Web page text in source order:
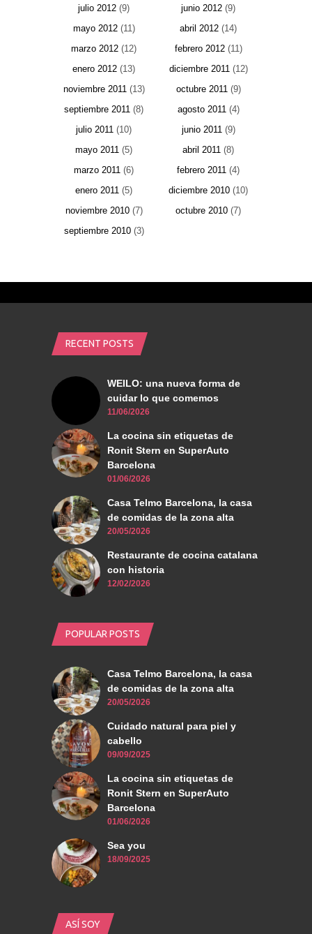
julio 2012 (9) junio 2012 (9)
mayo 2012(11) abril 2012 (14)
marzo 2012 (12) febrero 2012(11)
enero 2012 (13) diciembre 2011(12)
noviembre 2011(13) octubre 2011(9)
septiembre 2011 (8) agosto 2011(4)
julio 2011 (10) junio 2011(9)
mayo 2011 (5) abril 2011 (8)
marzo 2011 (6) febrero 2011 (4)
enero 2011 (5) diciembre 2010 (10)
noviembre 2010(7) octubre 2010 (7)
septiembre 2010(3)
RECENT POSTS
WEILO: una nueva forma de
cuidar lo que comemos
11/06/2026
La cocina sin etiquetas de
Ronit Stern en SuperAuto
Barcelona
01/06/2026
Casa Telmo Barcelona, la casa
de comidas de la zona alta
20/05/2026
Restaurante de cocina catalana
con historia
12/02/2026
POPULAR POSTS
Casa Telmo Barcelona, la casa
de comidas de la zona alta
20/05/2026
Cuidado natural para piel y
cabello
09/09/2025
La cocina sin etiquetas de
Ronit Stern en SuperAuto
Barcelona
01/06/2026
Sea you
18/09/2025
ASÍ SOY